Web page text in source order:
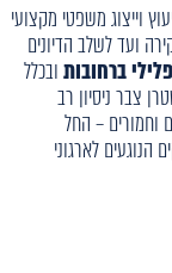
וייצוג משפטי מקצועי
ועד לשלב הדיונים
ברחובותובכלל
צבר ניסיון רב
וחמורים – החל
לארגוני